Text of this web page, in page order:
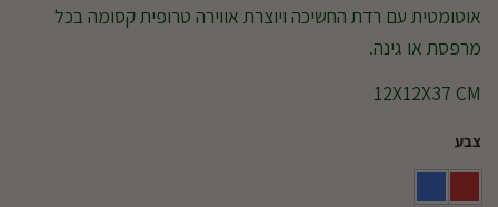
אוטומטית עם רדת החשיכה ויוצרת אווירה טרופית קסומה בכל
מרפסת או גינה.
12X12X37 CM
צבע